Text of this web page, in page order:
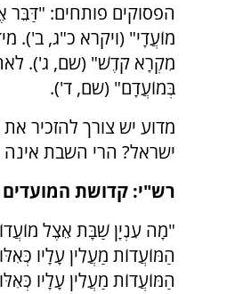
הפסוקים פותחים:
מוֹעֲדָי" (ויקרא כ"ג,
מִקְרָא קֹדֶשׁ" (שם, ג').
בְּמוֹעֲדָם" (שם, ד').
מדוע יש צורך להזכיר
ישראל? הרי השבת אינה
רש"י: קדושת
"מָה עִנְיָן שַׁבָּת אֵצֶל
הַמּוֹעֲדוֹת מַעֲלִין עָלָיו
הַמּוֹעֲדוֹת מַעֲלִין עָלָיו